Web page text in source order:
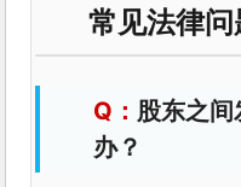
常见法律问
股东之
办？